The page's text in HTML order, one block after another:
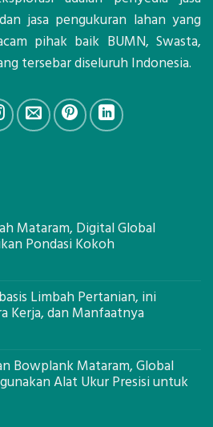
jasa pengukuran lahan yang
pihak baik BUMN, Swasta,
tersebar diseluruh Indonesia.
Mataram, Digital Global
Pondasi Kokoh
Limbah Pertanian, ini
Kerja, dan Manfaatnya
Bowplank Mataram, Global
Alat Ukur Presisi untuk